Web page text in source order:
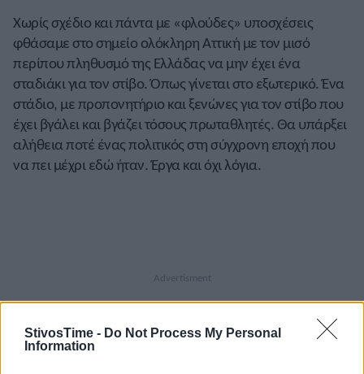
StivosTime - Do Not Process My Personal
Information
Χωρίς σχέδιο και πάντα με «φλούδες» υποσχέσεις
φθάσαμε στο σημείο ολόκληρη Αττική με τον μισό
περίπου πληθυσμό της Ελλάδας να μην έχει ένα
σταδιάκι για τον στίβο. Όπως γίνεται στο εξωτερικό. Ένα
στάδιο, με προπονητήριο και ξενώνες για τον στίβο που
έχει βγάλει και βγάζει τόσους πρωταθλητές. Θα υπάρξει
αλήθεια ποτέ ένας πολιτικός στη σύγχρονη εποχή που
να πει μέχρι εδώ ήταν. Έργα και όχι λόγια.